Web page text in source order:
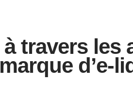
travers les
d’e-